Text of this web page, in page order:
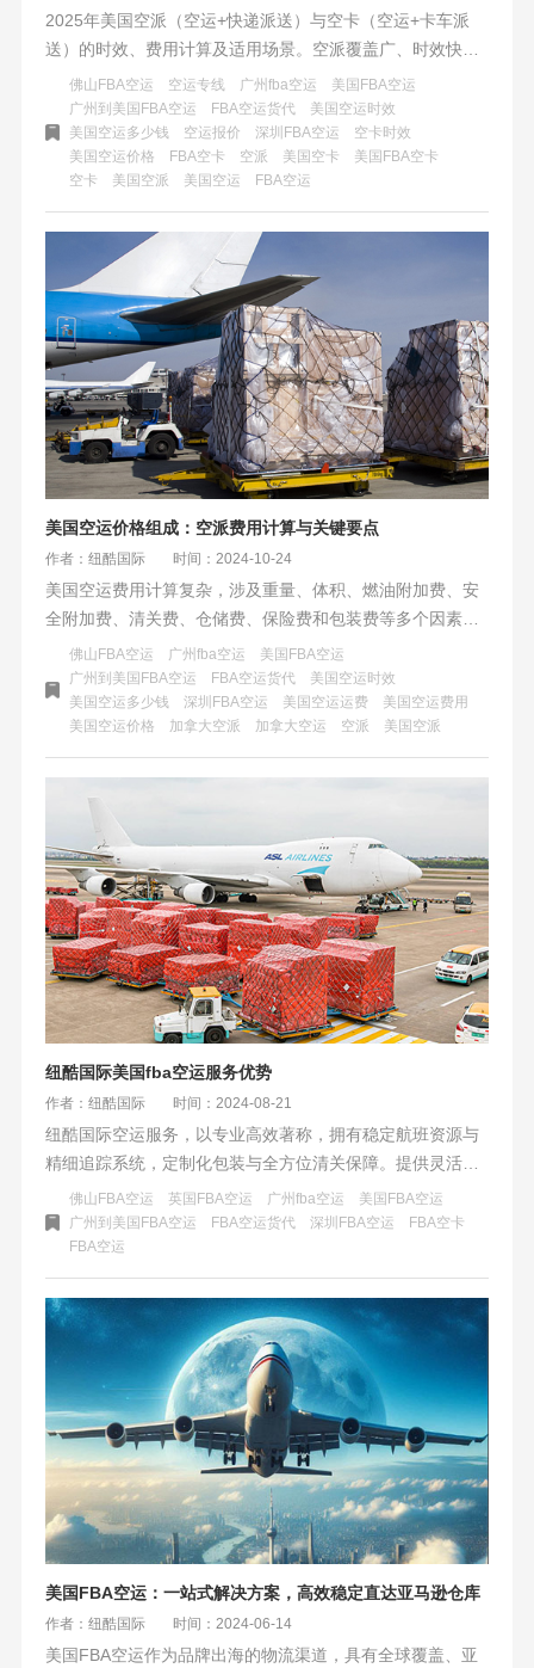
2025年美国空派（空运+快递派送）与空卡（空运+卡车派
送）的时效、费用计算及适用场景。空派覆盖广、时效快，
适合小批量、高时效需求；空卡更灵活、成本低，适合大货
量、集中派送。建议卖家根据货量、目的地、品类特性综合
选择，并关注物流商的清关能力与技术支持，以适应跨境物
流行业整合趋势。
佛山FBA空运 空运专线 广州fba空运
美国FBA空运
广州到美国FBA空运
FBA空运货代
美国空运时效
美国空运多少钱
空运报价 深圳FBA空运
空卡时效
美国空运价格
FBA空卡 空派 美国空卡
美国FBA空卡
空卡
美国空派 美国空运 FBA空运
美国空运价格组成：空派费用计算与关键要点
作者：纽酷国际 时间：2024-10-24
美国空运费用计算复杂，涉及重量、体积、燃油附加费、安
全附加费、清关费、仓储费、保险费和包装费等多个因素。
通过合理规划货物、关注附加费用和选择优质服务商，可有
效降低空运成本，提升运输效率。
佛山FBA空运 广州fba空运
美国FBA空运
广州到美国FBA空运
FBA空运货代
美国空运时效
美国空运多少钱
深圳FBA空运 美国空运运费
美国空运费用
美国空运价格
加拿大空派 加拿大空运 空派 美国空派
纽酷国际美国fba空运服务优势
作者：纽酷国际 时间：2024-08-21
纽酷国际空运服务，以专业高效著称，拥有稳定航班资源与
精细追踪系统，定制化包装与全方位清关保障。提供灵活派
送选择，24小时客户服务支持，确保货物安全准时送达。我
们以客户为中心，助力跨境电商业务繁荣发展。
佛山FBA空运 英国FBA空运 广州fba空运
美国FBA空运
广州到美国FBA空运
FBA空运货代 深圳FBA空运
FBA空卡
FBA空运
美国FBA空运：一站式解决方案，高效稳定直达亚马逊仓库
作者：纽酷国际 时间：2024-06-14
美国FBA空运作为品牌出海的物流渠道，具有全球覆盖、亚